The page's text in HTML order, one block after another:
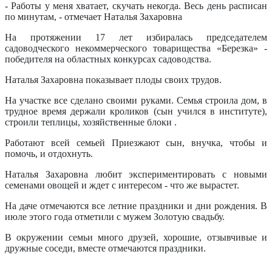
- Работы у меня хватает, скучать некогда. Весь день расписан
по минутам, - отмечает Наталья Захаровна
На протяжении 17 лет избиралась председателем
садоводческого некоммерческого товарищества «Березка» -
победителя на областных конкурсах садоводства.
Наталья Захаровна показывает плоды своих трудов.
На участке все сделано своими руками. Семья строила дом, в
трудное время держали кроликов (сын учился в институте),
строили теплицы, хозяйственные блоки .
Работают всей семьей Приезжают сын, внучка, чтобы и
помочь, и отдохнуть.
Наталья Захаровна любит экспериментировать с новыми
семенами овощей и ждет с интересом - что же вырастет.
На даче отмечаются все летние праздники и дни рождения. В
июле этого года отметили с мужем Золотую свадьбу.
В окружении семьи много друзей, хорошие, отзывчивые и
дружные соседи, вместе отмечаются праздники.